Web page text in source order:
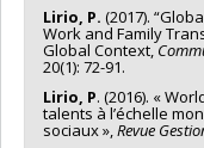
Lirio, P. (2017).
Work and Family
Global Context,
20(1): 72-91.
Lirio, P. (2016). «
talents à l’échelle
sociaux »,Revue